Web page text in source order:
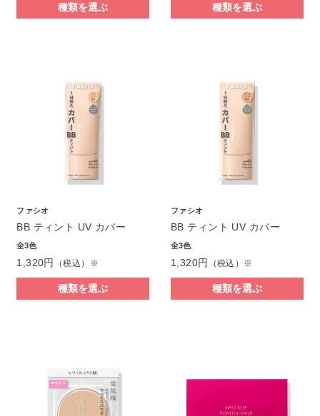
種類を選ぶ 種類を選ぶ
ファシオ
BB ティント UV カバー
全3色
1,320円 （税込）※
種類を選ぶ
ファシオ
BB ティント UV カバー
全3色
1,320円 （税込）※
種類を選ぶ